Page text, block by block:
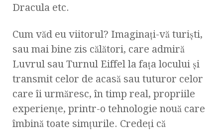
Dracula etc.
Cum văd eu viitorul? Imaginaţi-vă turişti,
sau mai bine zis călători, care admiră
Luvrul sau Turnul Eiffel la faţa locului şi
transmit celor de acasă sau tuturor celor
care îi urmăresc, în timp real, propriile
experienţe, printr-o tehnologie nouă care
îmbină toate simţurile. Credeţi că